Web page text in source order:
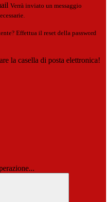
Verrà inviato un messaggio
Effettua il reset della password
la casella di posta elettronica!